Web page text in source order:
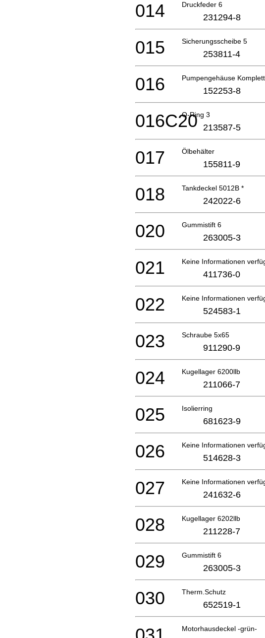
Druckfeder 6
014 231294-8
Sicherungsscheibe 5
015 253811-4
Pumpengehäuse Komplett
016 152253-8
O-Ring 3
016C20 213587-5
Ölbehälter
017 155811-9
Tankdeckel 5012B *
018 242022-6
Gummistift 6
020 263005-3
Keine Informationen
021 411736-0
Keine Informationen
022 524583-1
Schraube 5x65
023 911290-9
Kugellager 6200llb
024 211066-7
Isolierring
025 681623-9
Keine Informationen
026 514628-3
Keine Informationen
027 241632-6
Kugellager 6202llb
028 211228-7
Gummistift 6
029 263005-3
Therm.Schutz
030 652519-1
Motorhausdeckel -grün-